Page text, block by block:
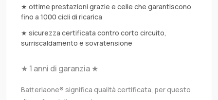
★ ottime prestazioni grazie e celle che garantiscono
fino a 1000 cicli di ricarica
★ sicurezza certificata contro corto circuito,
surriscaldamento e sovratensione
★ 1 anni di garanzia ★
Batteriaone® significa qualità certificata, per questo